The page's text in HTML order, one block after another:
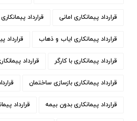
قرارداد پیمانکاری امانی قرارداد
قرارداد پیمانکاری ایاب و ذهاب
قرارداد پیمانکاری با کارگر قرارداد
قرارداد پیمانکاری بازسازی ساختمان
قرارداد پیمانکاری بدون بیمه قرارداد